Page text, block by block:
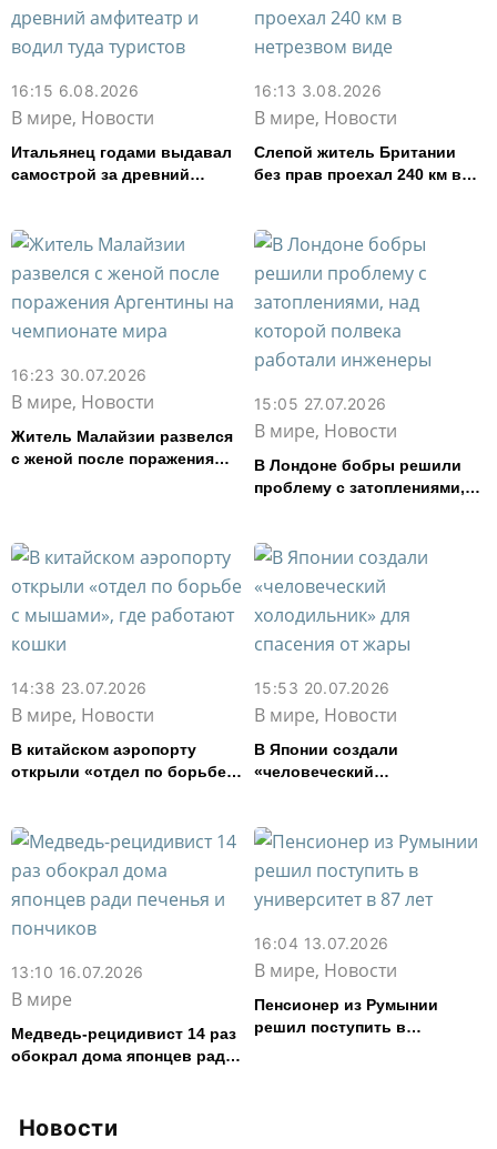
Новости
16:15 6.08.2026
В мире, Новости
Итальянец годами выдавал
самострой за древний
16:13 3.08.2026
В мире, Новости
Слепой житель Британии
без прав проехал 240 км в
16:23 30.07.2026
В мире, Новости
Житель Малайзии развелся
с женой после поражения
15:05 27.07.2026
В мире, Новости
В Лондоне бобры решили
проблему с затоплениями,
14:38 23.07.2026
В мире, Новости
В китайском аэропорту
открыли «отдел по борьбе с
15:53 20.07.2026
В мире, Новости
В Японии создали
«человеческий
13:10 16.07.2026
В мире
Медведь-рецидивист 14 раз
обокрал дома японцев ради
16:04 13.07.2026
В мире, Новости
Пенсионер из Румынии
решил поступить в